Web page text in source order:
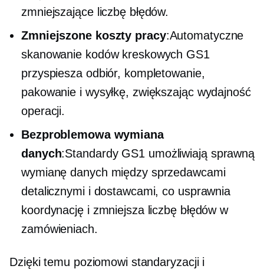
zmniejszające liczbę błędów.
Zmniejszone koszty pracy:Automatyczne
skanowanie kodów kreskowych GS1
przyspiesza odbiór, kompletowanie,
pakowanie i wysyłkę, zwiększając wydajność
operacji.
Bezproblemowa wymiana
danych:Standardy GS1 umożliwiają sprawną
wymianę danych między sprzedawcami
detalicznymi i dostawcami, co usprawnia
koordynację i zmniejsza liczbę błędów w
zamówieniach.
Dzięki temu poziomowi standaryzacji i